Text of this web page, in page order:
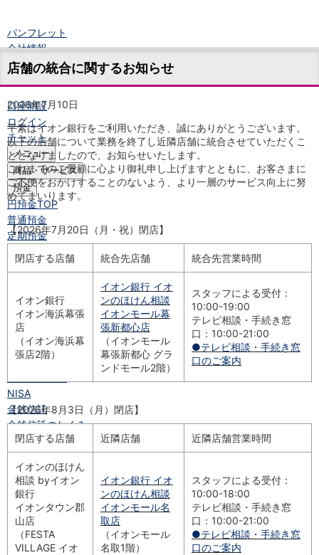
パンフレット
会社情報
ニュースリリース
口座開設
ログイン
チャット
メニュー
商品・サービス
預金
円預金TOP
普通預金
定期預金
積立式定期預金
外貨預金 TOP
外貨定期預金
外貨普通預金積立
資産運用
投資信託TOP
証券口座開設
NISA
金銭信託
金銭信託のしくみ
取扱商品一覧
iDeCo・国民年金基金
iDeCo（個人型確定拠出年金）
国民年金基金
ロボアドバイザー
クラウドファンディングTOP
WealthNavi for イオン銀行（ロボアドバイザー）
funds
店舗の統合に関するお知らせ
2026年7月10日
平素はイオン銀行をご利用いただき、誠にありがとうございます。
以下の店舗について業務を終了し近隣店舗に統合させていただくこ
ととなりましたので、お知らせいたします。
これまでのご愛顧に心より御礼申し上げますとともに、お客さまに
ご不便をおかけすることのないよう、より一層のサービス向上に努
めてまいります。
【2026年7月20日（月・祝）閉店】
閉店する店舗 統合先店舗 統合先営業時間
イオン銀行
イオン海浜幕張
店
（イオン海浜幕
張店2階）
イオン銀行 イオ
ンのほけん相談
イオンモール幕
張新都心店
（イオンモール
幕張新都心 グラ
ンドモール2階）
スタッフによる受付：
10:00-19:00
テレビ相談・手続き窓
口：10:00-21:00
●テレビ相談・手続き窓
口のご案内
【2026年8月3日（月）閉店】
閉店する店舗 近隣店舗 近隣店舗営業時間
イオンのほけん
相談 byイオン
銀行
イオンタウン郡
山店
（FESTA
VILLAGE イオ
イオン銀行 イオ
ンのほけん相談
イオンモール名
取店
（イオンモール
名取1階）
スタッフによる受付：
10:00-18:00
テレビ相談・手続き窓
口：10:00-21:00
●テレビ相談・手続き窓
口のご案内